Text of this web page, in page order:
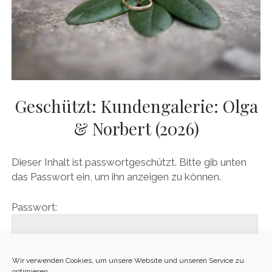
Wir verwenden Cookies, um unsere Website und unseren Service zu
Geschützt: Kundengalerie: Olga
& Norbert (2026)
Dieser Inhalt ist passwortgeschützt. Bitte gib unten
das Passwort ein, um ihn anzeigen zu können.
Passwort: